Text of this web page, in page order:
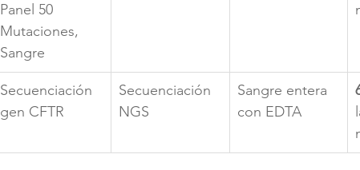
Panel 50
Mutaciones,
Sangre
Secuenciación
gen CFTR
Secuenciación
NGS
Sangre entera
con EDTA